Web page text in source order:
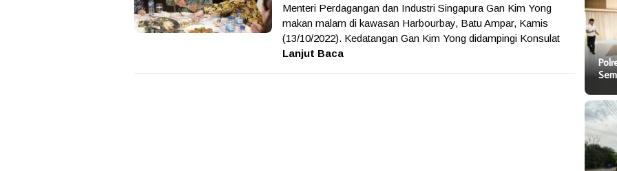
Menteri Perdagangan dan Industri Singapura Gan Kim Yong
makan malam di kawasan Harbourbay, Batu Ampar, Kamis
(13/10/2022). Kedatangan Gan Kim Yong didampingi Konsulat
Lanjut Baca